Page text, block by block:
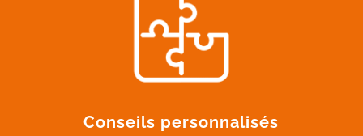
Conseils personnalisés